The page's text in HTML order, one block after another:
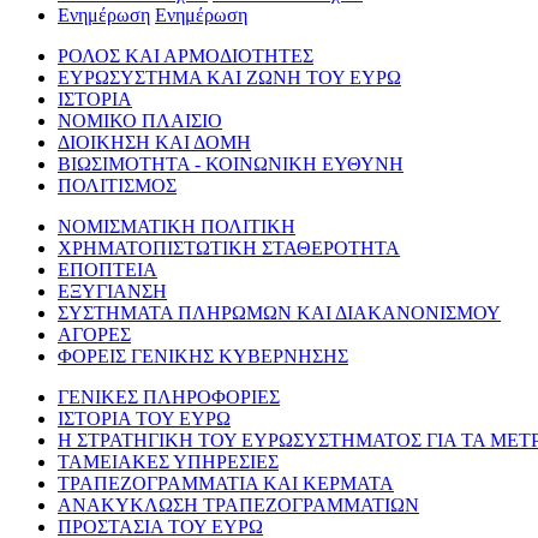
Ενημέρωση Ενημέρωση
ΡΟΛΟΣ ΚΑΙ ΑΡΜΟΔΙΟΤΗΤΕΣ
ΕΥΡΩΣΥΣΤΗΜΑ ΚΑΙ ΖΩΝΗ ΤΟΥ ΕΥΡΩ
ΙΣΤΟΡΙΑ
ΝΟΜΙΚΟ ΠΛΑΙΣΙΟ
ΔΙΟΙΚΗΣΗ ΚΑΙ ΔΟΜΗ
ΒΙΩΣΙΜΟΤΗΤΑ - ΚΟΙΝΩΝΙΚΗ ΕΥΘΥΝΗ
ΠΟΛΙΤΙΣΜΟΣ
ΝΟΜΙΣΜΑΤΙΚΗ ΠΟΛΙΤΙΚΗ
ΧΡΗΜΑΤΟΠΙΣΤΩΤΙΚΗ ΣΤΑΘΕΡΟΤΗΤΑ
ΕΠΟΠΤΕΙΑ
ΕΞΥΓΙΑΝΣΗ
ΣΥΣΤΗΜΑΤΑ ΠΛΗΡΩΜΩΝ ΚΑΙ ΔΙΑΚΑΝΟΝΙΣΜΟΥ
ΑΓΟΡΕΣ
ΦΟΡΕΙΣ ΓΕΝΙΚΗΣ ΚΥΒΕΡΝΗΣΗΣ
ΓΕΝΙΚΕΣ ΠΛΗΡΟΦΟΡΙΕΣ
ΙΣΤΟΡΙΑ ΤΟΥ ΕΥΡΩ
Η ΣΤΡΑΤΗΓΙΚΗ ΤΟΥ ΕΥΡΩΣΥΣΤΗΜΑΤΟΣ ΓΙΑ ΤΑ
ΤΑΜΕΙΑΚΕΣ ΥΠΗΡΕΣΙΕΣ
ΤΡΑΠΕΖΟΓΡΑΜΜΑΤΙΑ ΚΑΙ ΚΕΡΜΑΤΑ
ΑΝΑΚΥΚΛΩΣΗ ΤΡΑΠΕΖΟΓΡΑΜΜΑΤΙΩΝ
ΠΡΟΣΤΑΣΙΑ ΤΟΥ ΕΥΡΩ